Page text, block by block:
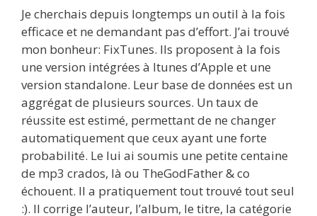
Je cherchais depuis longtemps un outil à la fois
efficace et ne demandant pas d’effort. J’ai trouvé
mon bonheur: FixTunes. Ils proposent à la fois
une version intégrées à Itunes d’Apple et une
version standalone. Leur base de données est un
aggrégat de plusieurs sources. Un taux de
réussite est estimé, permettant de ne changer
automatiquement que ceux ayant une forte
probabilité. Le lui ai soumis une petite centaine
de mp3 crados, là ou TheGodFather & co
échouent. Il a pratiquement tout trouvé tout seul
:). Il corrige l’auteur, l’album, le titre, la catégorie